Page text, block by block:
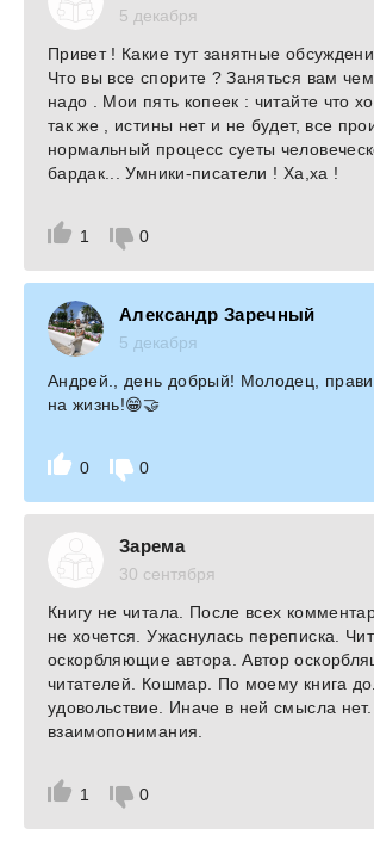
5 декабря
1 0
Привет ! Какие тут занятные
Что вы все спорите ? Заняться вам
надо . Мои пять копеек : читайте что
так же , истины нет и не будет, все
нормальный процесс суеты
бардак... Умники-писатели ! Ха,ха !
Александр Заречный
5 декабря
0 0
Андрей., день добрый! Молодец,
на жизнь!😁🤝
Зарема
30 сентября
1 0
Книгу не читала. После всех
не хочется. Ужаснулась переписка.
оскорбляющие автора. Автор
читателей. Кошмар. По моему книга
удовольствие. Иначе в ней смысла
взаимопонимания.